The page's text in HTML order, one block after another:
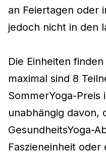
an Feiertagen oder
jedoch nicht in den
Die Einheiten
maximal sind 8
SommerYoga-Preis
unabhängig davon,
GesundheitsYoga-
Faszieneinheit oder